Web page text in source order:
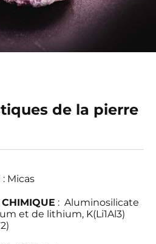
de la pierre
: Micas
: Aluminosilicate
et de lithium, K(Li1Al3)